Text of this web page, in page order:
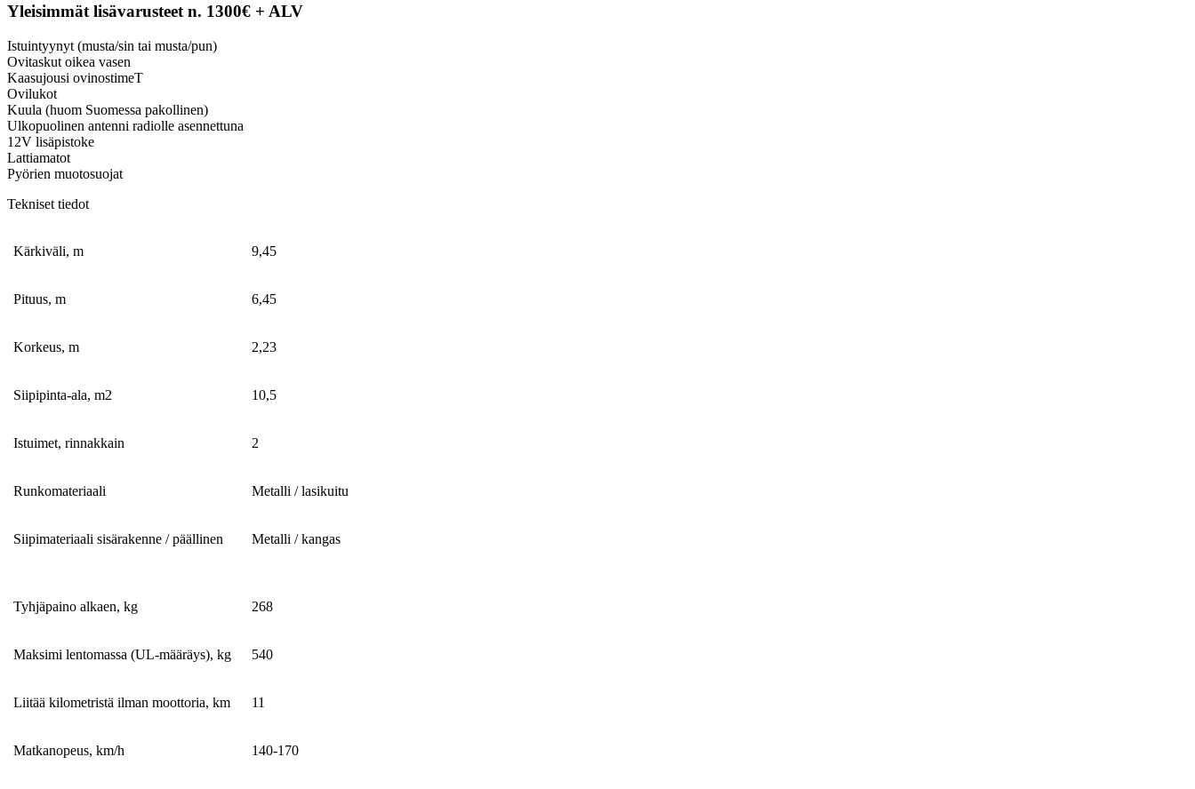
Yleisimmät lisävarusteet n. 1300€ + ALV
Istuintyynyt (musta/sin tai musta/pun)
Ovitaskut oikea vasen
Kaasujousi ovinostimeT
Ovilukot
Kuula (huom Suomessa pakollinen)
Ulkopuolinen antenni radiolle asennettuna
12V lisäpistoke
Lattiamatot
Pyörien muotosuojat
Tekniset tiedot
Kärkiväli, m 9,45
Pituus, m 6,45
Korkeus, m 2,23
Siipipinta-ala, m2 10,5
Istuimet, rinnakkain 2
Runkomateriaali Metalli / lasikuitu
Siipimateriaali sisärakenne / päällinen Metalli / kangas
Tyhjäpaino alkaen, kg 268
Maksimi lentomassa (UL-määräys), kg 540
Liitää kilometristä ilman moottoria, km 11
Matkanopeus, km/h 140-170